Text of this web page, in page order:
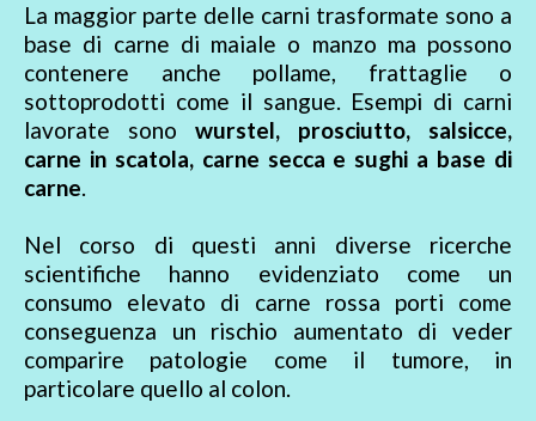
La maggior parte delle carni trasformate sono a
base di carne di maiale o manzo ma possono
contenere anche pollame, frattaglie o
sottoprodotti come il sangue. Esempi di carni
lavorate sono wurstel, prosciutto, salsicce,
carne in scatola, carne secca e sughi a base di
carne.
Nel corso di questi anni diverse ricerche
scientifiche hanno evidenziato come un
consumo elevato di carne rossa porti come
conseguenza un rischio aumentato di veder
comparire patologie come il tumore, in
particolare quello al colon.